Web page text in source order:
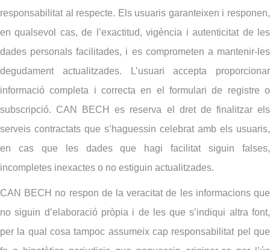
responsabilitat al respecte. Els usuaris garanteixen i responen,
en qualsevol cas, de l’exactitud, vigència i autenticitat de les
dades personals facilitades, i es comprometen a mantenir-les
degudament actualitzades. L’usuari accepta proporcionar
informació completa i correcta en el formulari de registre o
subscripció. CAN BECH es reserva el dret de finalitzar els
serveis contractats que s’haguessin celebrat amb els usuaris,
en cas que les dades que hagi facilitat siguin falses,
incompletes inexactes o no estiguin actualitzades.
CAN BECH no respon de la veracitat de les informacions que
no siguin d’elaboració pròpia i de les que s’indiqui altra font,
per la qual cosa tampoc assumeix cap responsabilitat pel que